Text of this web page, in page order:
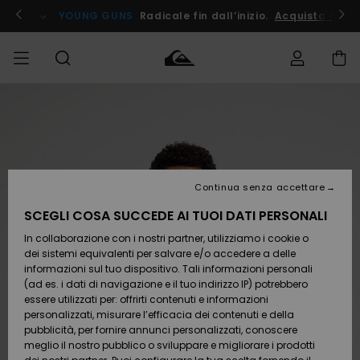
informazioni
prodotto
! YOUNG GUNS Radicale fin dall’inizio. Acquista Ora
Accessori
Calzature
e
infradito
Surf /
Acqua
Accessori
Calzature
e
infradito
Surf /
Acqua
Nuovi
Da
Scoprire
Snow
SURF
Highlights
Comunità
SNOW
Shop
Snow
Shop
Donna
OUTLET
Outlet
Donna
Spedizione
Pagamento
Buono regalo
Quiksilver
Freedom
SCEGLI COSA SUCCEDE AI TUOI DATI PERSONALI
In collaborazione con i nostri partner, utilizziamo i cookie o
dei sistemi equivalenti per salvare e/o accedere a delle
informazioni sul tuo dispositivo. Tali informazioni personali
(ad es. i dati di navigazione e il tuo indirizzo IP) potrebbero
essere utilizzati per: offrirti contenuti e informazioni
personalizzati, misurare l’efficacia dei contenuti e della
pubblicità, per fornire annunci personalizzati, conoscere
meglio il nostro pubblico o sviluppare e migliorare i prodotti
Continua senza accettare